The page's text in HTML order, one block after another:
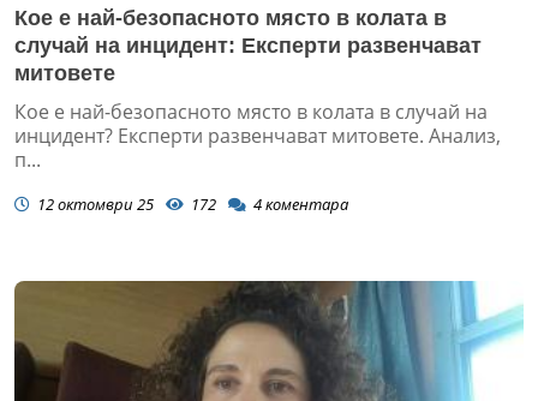
Кое е най-безопасното място в колата в
случай на инцидент: Експерти развенчават
митовете
Кое е най-безопасното място в колата в случай на
инцидент? Експерти развенчават митовете. Анализ,
п...
12 октомври 25 172 4коментара